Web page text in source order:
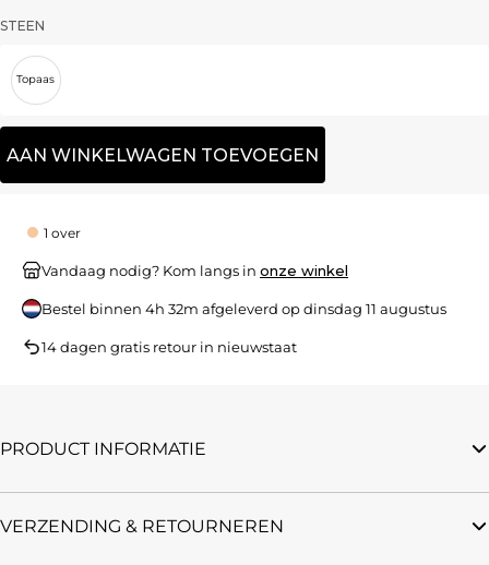
STEEN
Topaas
AAN WINKELWAGEN TOEVOEGEN
1 over
Vandaag nodig? Kom langs in onze winkel
Bestel binnen 4h 32m afgeleverd opdinsdag 11 augustus
14 dagen gratis retour in nieuwstaat
PRODUCT INFORMATIE
VERZENDING & RETOURNEREN